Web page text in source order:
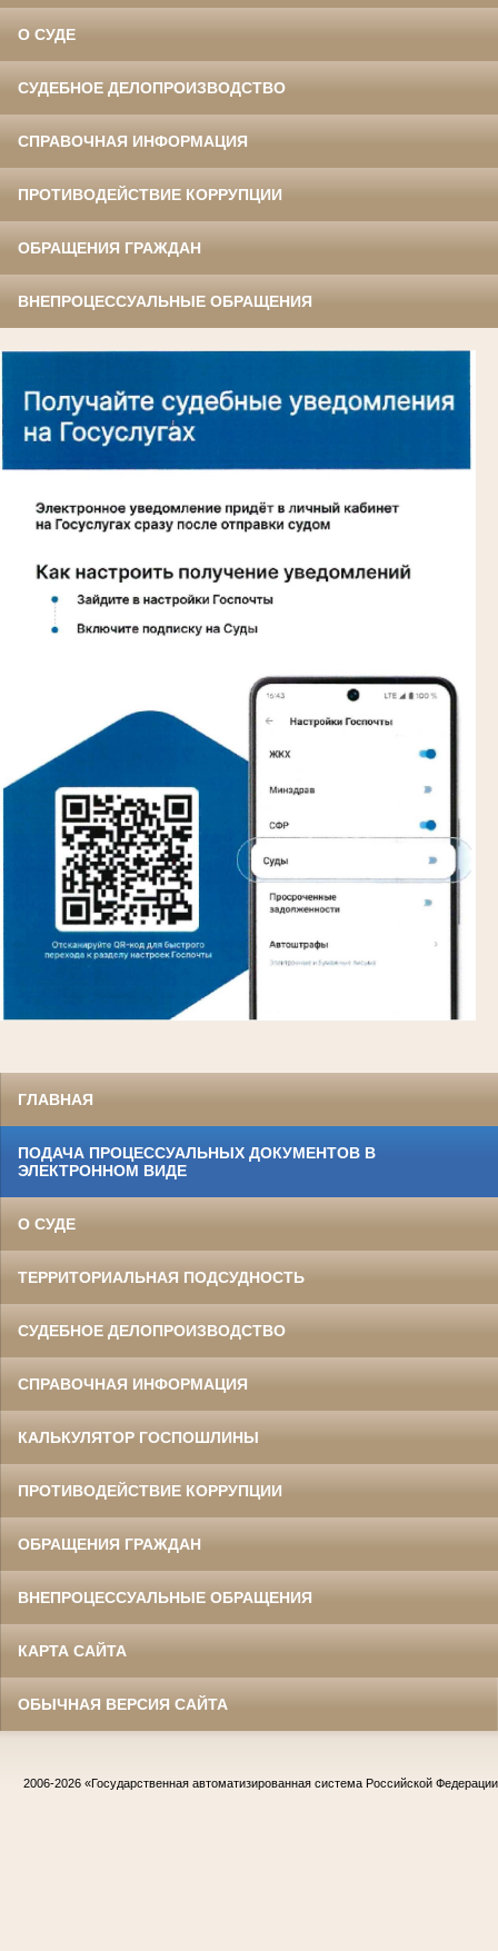
О СУДЕ
СУДЕБНОЕ ДЕЛОПРОИЗВОДСТВО
СПРАВОЧНАЯ ИНФОРМАЦИЯ
ПРОТИВОДЕЙСТВИЕ КОРРУПЦИИ
ОБРАЩЕНИЯ ГРАЖДАН
ВНЕПРОЦЕССУАЛЬНЫЕ ОБРАЩЕНИЯ
ГЛАВНАЯ
ПОДАЧА ПРОЦЕССУАЛЬНЫХ ДОКУМЕНТОВ В
ЭЛЕКТРОННОМ ВИДЕ
О СУДЕ
ТЕРРИТОРИАЛЬНАЯ ПОДСУДНОСТЬ
СУДЕБНОЕ ДЕЛОПРОИЗВОДСТВО
СПРАВОЧНАЯ ИНФОРМАЦИЯ
КАЛЬКУЛЯТОР ГОСПОШЛИНЫ
ПРОТИВОДЕЙСТВИЕ КОРРУПЦИИ
ОБРАЩЕНИЯ ГРАЖДАН
ВНЕПРОЦЕССУАЛЬНЫЕ ОБРАЩЕНИЯ
КАРТА САЙТА
ОБЫЧНАЯ ВЕРСИЯ САЙТА
2006-2026 «Государственная автоматизированная система Российской